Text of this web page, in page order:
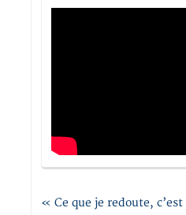
« Ce que je redoute,